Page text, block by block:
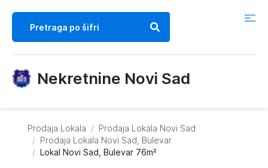
Nekretnine Novi Sad
Prodaja Lokala / Prodaja Lokala Novi Sad
/ Prodaja Lokala Novi Sad, Bulevar
/ Lokal Novi Sad, Bulevar 76m²